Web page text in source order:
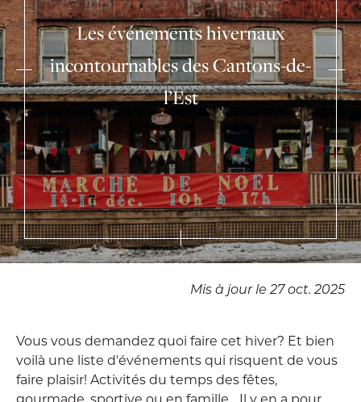
Les événements hivernaux
incontournables des Cantons-de-
l’Est
Mis à jour le 27 oct. 2025
Vous vous demandez quoi faire cet hiver? Et bien
voilà une liste d'événements qui risquent de vous
faire plaisir! Activités du temps des fêtes,
gourmade, sportive ou en famille... Il y en a pour